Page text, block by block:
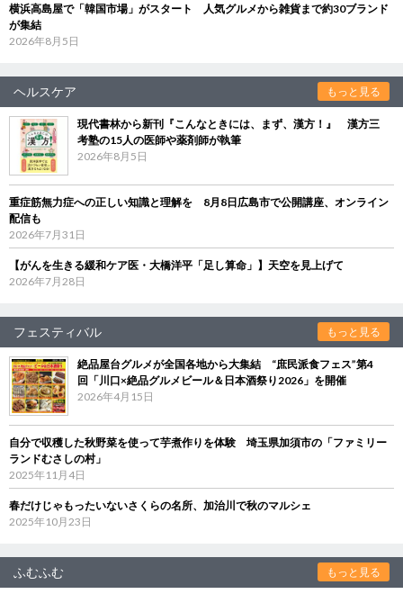
横浜高島屋で「韓国市場」がスタート 人気グルメから雑貨まで約30ブランド
が集結
2026年8月5日
ヘルスケア もっと見る
現代書林から新刊『こんなときには、まず、漢方！』 漢方三
考塾の15人の医師や薬剤師が執筆
2026年8月5日
重症筋無力症への正しい知識と理解を 8月8日広島市で公開講座、オンライン
配信も
2026年7月31日
【がんを生きる緩和ケア医・大橋洋平「足し算命」】天空を見上げて
2026年7月28日
フェスティバル もっと見る
絶品屋台グルメが全国各地から大集結 “庶民派食フェス”第4
回「川口×絶品グルメビール＆日本酒祭り2026」を開催
2026年4月15日
自分で収穫した秋野菜を使って芋煮作りを体験 埼玉県加須市の「ファミリー
ランドむさしの村」
2025年11月4日
春だけじゃもったいないさくらの名所、加治川で秋のマルシェ
2025年10月23日
ふむふむ もっと見る